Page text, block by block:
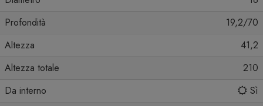
Profondità
19,2/70
Altezza
41,2
Altezza totale
210
Da interno
Sì